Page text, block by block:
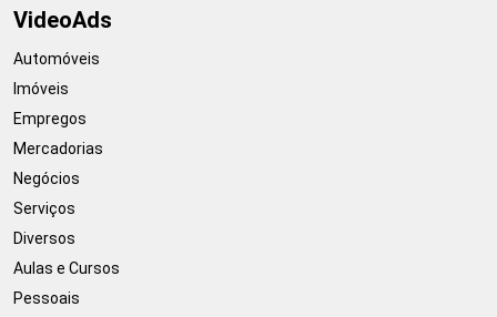
VideoAds
Automóveis
Imóveis
Empregos
Mercadorias
Negócios
Serviços
Diversos
Aulas e Cursos
Pessoais